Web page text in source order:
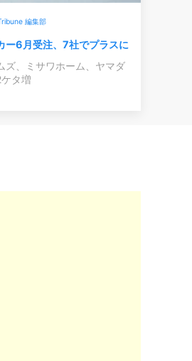
編集部
ー6月受注、7社でプラスに
ズ、ミサワホーム、ヤマダ
タ増